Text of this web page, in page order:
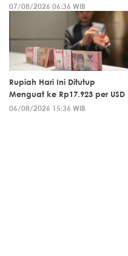
07/08/2026 06:36 WIB
Rupiah Hari Ini Ditutup
Menguat ke Rp17.923 per USD
06/08/2026 15:36 WIB